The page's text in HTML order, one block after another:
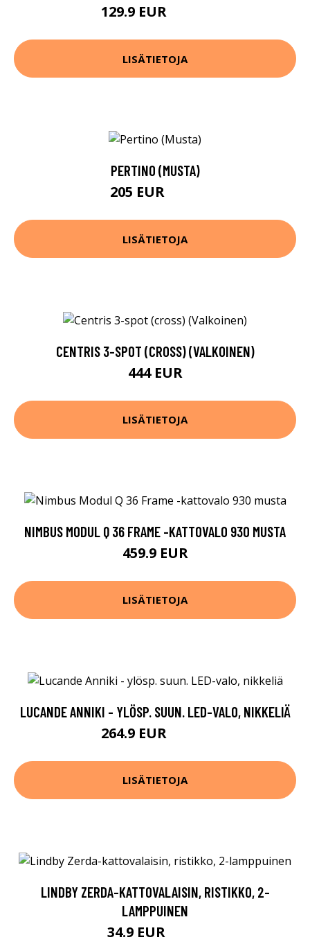
129.9 EUR
LISÄTIETOJA
PERTINO (MUSTA)
205 EUR
LISÄTIETOJA
CENTRIS 3-SPOT (CROSS) (VALKOINEN)
444 EUR
LISÄTIETOJA
NIMBUS MODUL Q 36 FRAME -KATTOVALO 930 MUSTA
459.9 EUR
LISÄTIETOJA
LUCANDE ANNIKI - YLÖSP. SUUN. LED-VALO, NIKKELIÄ
264.9 EUR
LISÄTIETOJA
LINDBY ZERDA-KATTOVALAISIN, RISTIKKO, 2-
LAMPPUINEN
34.9 EUR